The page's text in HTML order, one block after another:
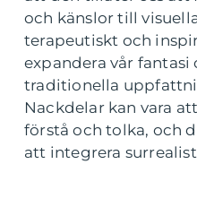
och känslor till
terapeutiskt och
expandera vår fantasi
traditionella
Nackdelar kan vara
förstå och tolka, och
att integrera